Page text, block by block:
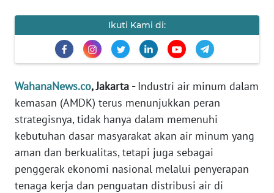
Ikuti Kami di:
WahanaNews.co, Jakarta -Industri air minum dalam
kemasan (AMDK) terus menunjukkan peran
strategisnya, tidak hanya dalam memenuhi
kebutuhan dasar masyarakat akan air minum yang
aman dan berkualitas, tetapi juga sebagai
penggerak ekonomi nasional melalui penyerapan
tenaga kerja dan penguatan distribusi air di
EDITORIAL
Informasi
INDEKS
BERITA
KONTAK
KAMI